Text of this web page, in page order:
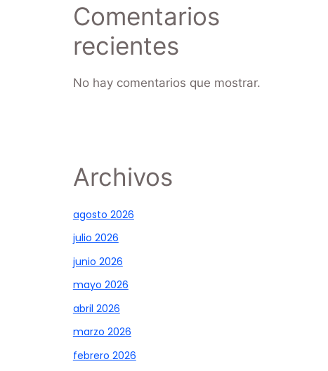
Comentarios
recientes
No hay comentarios que mostrar.
Archivos
agosto 2026
julio 2026
junio 2026
mayo 2026
abril 2026
marzo 2026
febrero 2026